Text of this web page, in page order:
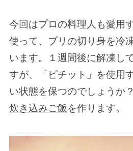
今回はプロの料理人も愛用
使って、ブリの切り身を冷
います。１週間後に解凍し
すが、「ピチット」を使用
い状態を保つのでしょうか
炊き込みご飯を作ります。